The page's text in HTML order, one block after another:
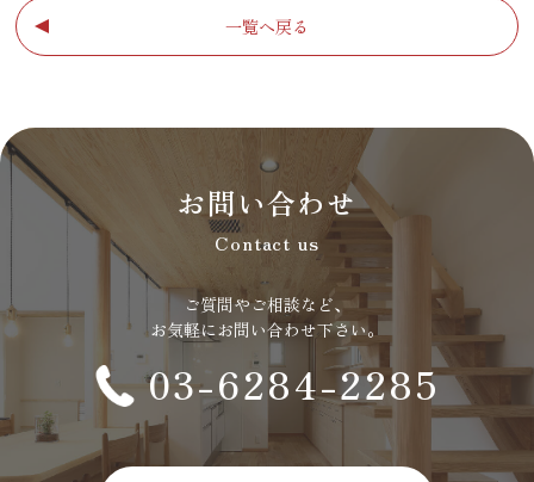
一覧へ戻る
お問い合わせ
Contact us
ご質問やご相談など、
お気軽にお問い合わせ下さい。
03-6284-2285